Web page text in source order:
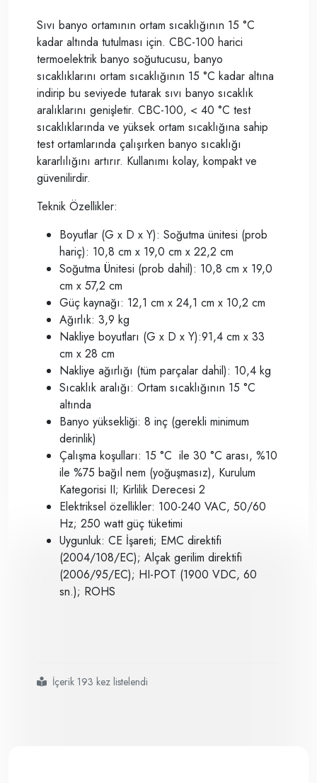
Sıvı banyo ortamının ortam sıcaklığının 15 °C
kadar altında tutulması için. CBC-100 harici
termoelektrik banyo soğutucusu, banyo
sıcaklıklarını ortam sıcaklığının 15 °C kadar altına
indirip bu seviyede tutarak sıvı banyo sıcaklık
aralıklarını genişletir. CBC-100, < 40 °C test
sıcaklıklarında ve yüksek ortam sıcaklığına sahip
test ortamlarında çalışırken banyo sıcaklığı
kararlılığını artırır. Kullanımı kolay, kompakt ve
güvenilirdir.
Teknik Özellikler:
Boyutlar (G x D x Y): Soğutma ünitesi (prob
hariç): 10,8 cm x 19,0 cm x 22,2 cm
Soğutma Ünitesi (prob dahil): 10,8 cm x 19,0
cm x 57,2 cm
Güç kaynağı: 12,1 cm x 24,1 cm x 10,2 cm
Ağırlık: 3,9 kg
Nakliye boyutları (G x D x Y):91,4 cm x 33
cm x 28 cm
Nakliye ağırlığı (tüm parçalar dahil): 10,4 kg
Sıcaklık aralığı: Ortam sıcaklığının 15 °C
altında
Banyo yüksekliği: 8 inç (gerekli minimum
derinlik)
Çalışma koşulları: 15 °C ile 30 °C arası, %10
ile %75 bağıl nem (yoğuşmasız), Kurulum
Kategorisi II; Kirlilik Derecesi 2
Elektriksel özellikler: 100-240 VAC, 50/60
Hz; 250 watt güç tüketimi
Uygunluk: CE İşareti; EMC direktifi
(2004/108/EC); Alçak gerilim direktifi
(2006/95/EC); HI-POT (1900 VDC, 60
sn.); ROHS
#cannon
#bath cooler
#banyo soğutucu
#peltierİçerik 193 kez listelendi